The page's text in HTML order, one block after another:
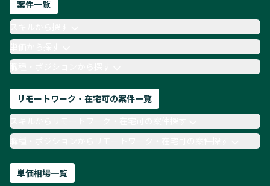
AIエンジニア
Webデザイナー
月収100万円 業務委託
COBOL
Ruby
TypeScript
Laravel AWS
案件一覧
単価から探す
職種・ポジションから探す
リモートワーク・在宅可の案件一覧
職種・ポジションからリモートワーク・在宅可の案件探す
単価相場一覧